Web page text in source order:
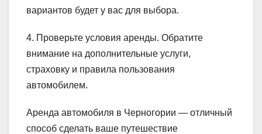
вариантов будет у вас для выбора.
4. Проверьте условия аренды. Обратите
внимание на дополнительные услуги,
страховку и правила пользования
автомобилем.
Аренда автомобиля в Черногории — отличный
способ сделать ваше путешествие